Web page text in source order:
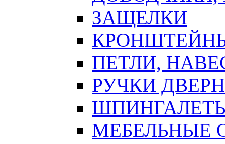
ЗАЩЕЛКИ
ПЕТЛИ,
РУЧКИ
МЕБЕЛЬНЫЕ